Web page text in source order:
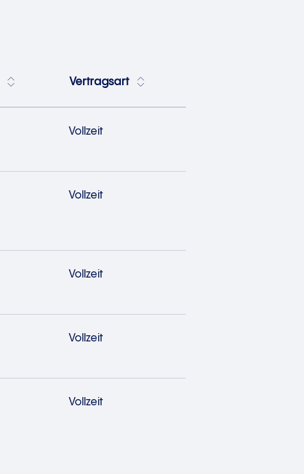
Vertragsart
Vollzeit
Vollzeit
Vollzeit
Vollzeit
Vollzeit